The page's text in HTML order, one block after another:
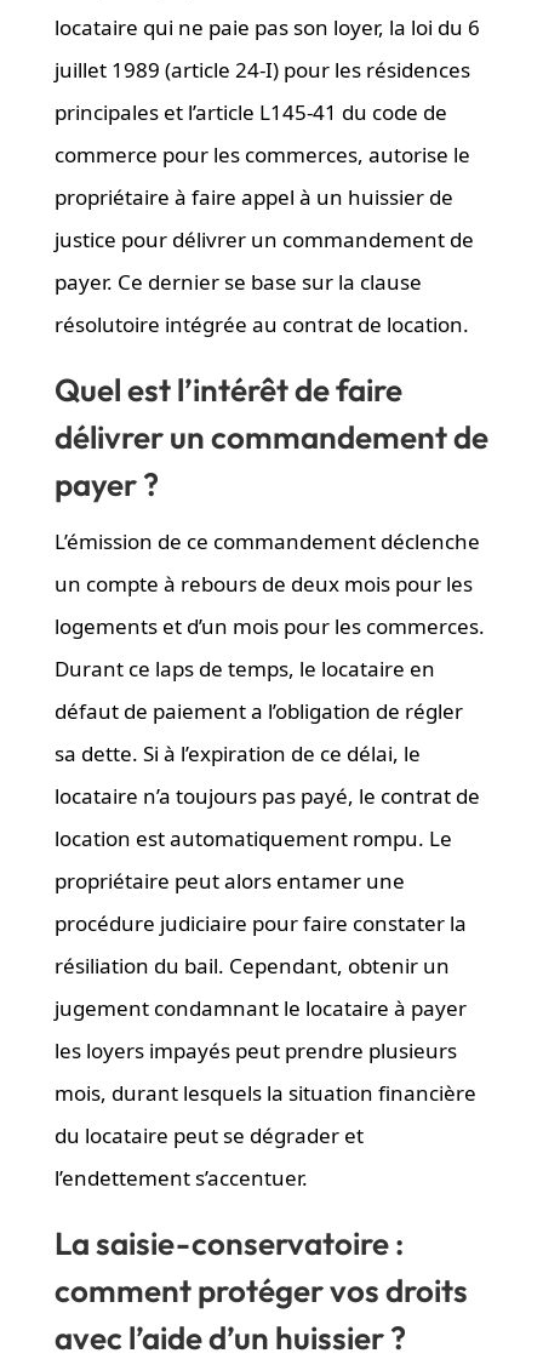
locataire qui ne paie pas son loyer, la loi du 6
juillet 1989 (article 24-I) pour les résidences
principales et l’article L145-41 du code de
commerce pour les commerces, autorise le
propriétaire à faire appel à un huissier de
justice pour délivrer un commandement de
payer. Ce dernier se base sur la clause
résolutoire intégrée au contrat de location.
Quel est l’intérêt de faire
délivrer un commandement de
payer ?
L’émission de ce commandement déclenche
un compte à rebours de deux mois pour les
logements et d’un mois pour les commerces.
Durant ce laps de temps, le locataire en
défaut de paiement a l’obligation de régler
sa dette. Si à l’expiration de ce délai, le
locataire n’a toujours pas payé, le contrat de
location est automatiquement rompu. Le
propriétaire peut alors entamer une
procédure judiciaire pour faire constater la
résiliation du bail. Cependant, obtenir un
jugement condamnant le locataire à payer
les loyers impayés peut prendre plusieurs
mois, durant lesquels la situation financière
du locataire peut se dégrader et
l’endettement s’accentuer.
La saisie-conservatoire :
comment protéger vos droits
avec l’aide d’un huissier ?